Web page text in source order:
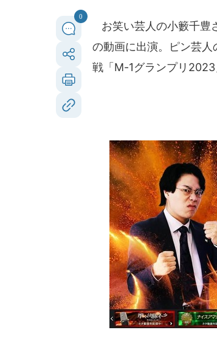
0
お笑い芸人の小籔千豊
の動画に出演。ピン芸
戦「M-1グランプリ2023